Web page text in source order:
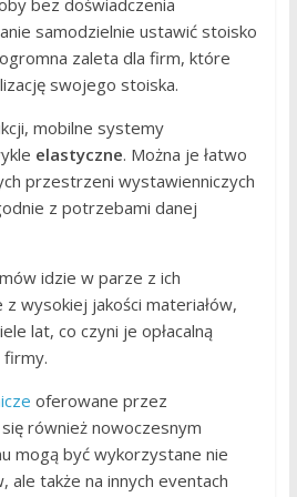
samodzielnie ustawić stoisko
zaleta dla firm, które
swojego stoiska.
mobilne systemy
elastyczne. Można je łatwo
przestrzeni wystawienniczych
z potrzebami danej
idzie w parze z ich
z wysokiej jakości materiałów,
lat, co czyni je opłacalną
firmy.
oferowane przez
również nowoczesnym
mogą być wykorzystane nie
ale także na innych eventach